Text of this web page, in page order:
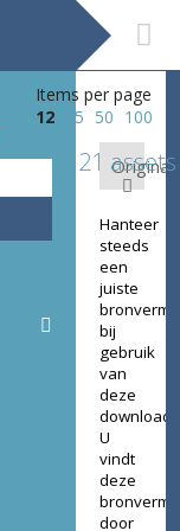
Items per page
12
25 50 100
21 assets
Original:
Hanteer
steeds
een
juiste
bij
gebruik
van
deze
download.
U
vindt
deze
door